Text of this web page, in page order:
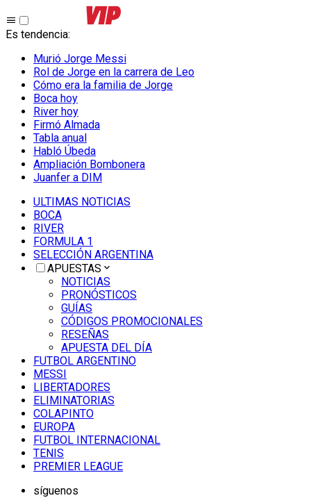
Es tendencia:
Murió Jorge Messi
Rol de Jorge en la carrera de Leo
Cómo era la familia de Jorge
Boca hoy
River hoy
Firmó Almada
Tabla anual
Habló Úbeda
Ampliación Bombonera
Juanfer a DIM
ULTIMAS NOTICIAS
BOCA
RIVER
FORMULA 1
SELECCIÓN ARGENTINA
APUESTAS
NOTICIAS
PRONÓSTICOS
GUÍAS
CÓDIGOS PROMOCIONALES
RESEÑAS
APUESTA DEL DÍA
FUTBOL ARGENTINO
MESSI
LIBERTADORES
ELIMINATORIAS
COLAPINTO
EUROPA
FUTBOL INTERNACIONAL
TENIS
PREMIER LEAGUE
síguenos